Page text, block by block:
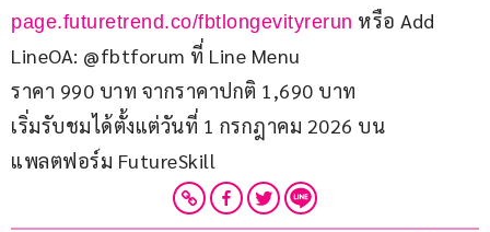
page.futuretrend.co/fbtlongevityrerun หรือ Add
LineOA: @fbtforum ที่ Line Menu
ราคา 990 บาท จากราคาปกติ 1,690 บาท
เริ่มรับชมได้ตั้งแต่วันที่ 1 กรกฎาคม 2026 บน
แพลตฟอร์ม FutureSkill